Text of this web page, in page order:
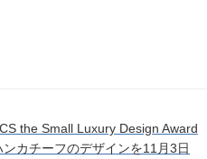
the Small Luxury Design Award
カチーフのデザインを11⽉3⽇